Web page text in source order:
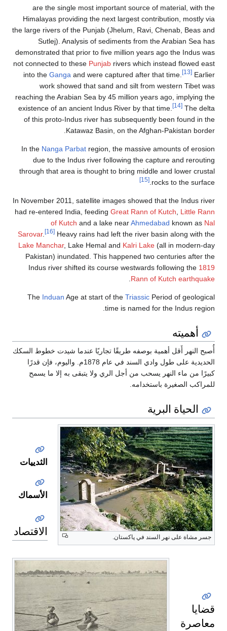
are the single most important source of material, with the
Himalayas providing the next largest contribution, mostly via
the large rivers of the Punjab (Jhelum, Ravi, Chenab, Beas and
Sutlej). Analysis of sediments from the Arabian Sea has
demonstrated that prior to five million years ago the Indus was
not connected to these Punjab rivers which instead flowed east
into the Ganga and were captured after that time. [13] Earlier
work showed that sand and silt from western Tibet was
reaching the Arabian Sea by 45 million years ago, implying the
existence of an ancient Indus River by that time.
[14] The delta
of this proto-Indus river has subsequently been found in the
Katawaz Basin, on the Afghan-Pakistan border.
In the Nanga Parbat region, the massive amounts of erosion
due to the Indus river following the capture and rerouting
through that area is thought to bring middle and lower crustal
rocks to the surface.
[15]
In November 2011, satellite images showed that the Indus river
had re-entered India, feeding Great Rann of Kutch
Little Rann
of Kutch and a lake nearAhmedabad known as Nal
Sarovar. [16] Heavy rains had left the river basin along with the
Lake Manchar, Lake Hemal and Kalri Lake (all in modern-day
Pakistan) inundated. This happened two centuries after the
Indus river shifted its course westwards following the 1819
Rann of Kutch earthquake
The Induan Age at start of the Triassic Period of geological
time is named for the Indus region.
أهميته
أُصبح النهر أَقل أهمية بوصفه طريقًا تجاريًا عندما شيدت خطوط السكك
الحديدية على طول وادي السند في عام 1878م. واليوم، فإن قدرًا
كبيرًا من ماء النهر يسحب من أجل الري ولا يتبقى به إلا ما يسمح
للمراكب الصغيرة باستخدامه.
الحياة البرية
جسر مشاة على نهر السند في پاكستان.
الثدييات
الأسماك
الاقتصاد
السكان
قضايا
معاصرة